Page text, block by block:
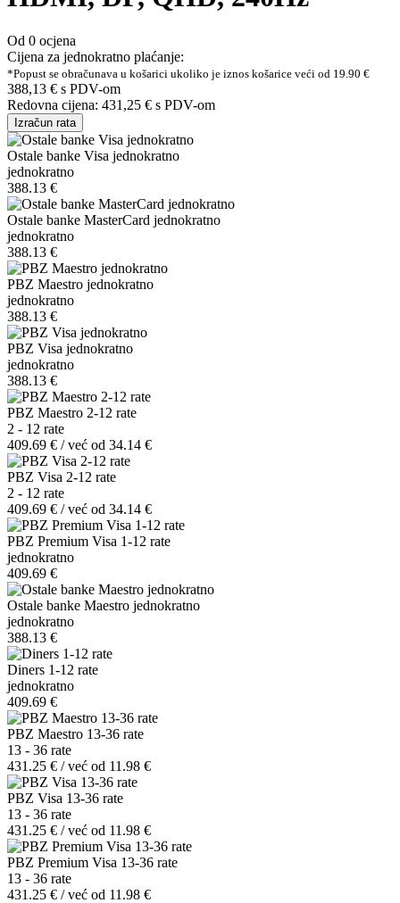
Od 0 ocjena
Cijena za jednokratno plaćanje:
*Popust se obračunava u košarici ukoliko je iznos košarice veći od 19.90 €
388,13 € s PDV-om
Redovna cijena: 431,25 € s PDV-om
Izračun rata
Ostale banke Visa jednokratno
jednokratno
388.13 €
Ostale banke MasterCard jednokratno
jednokratno
388.13 €
PBZ Maestro jednokratno
jednokratno
388.13 €
PBZ Visa jednokratno
jednokratno
388.13 €
PBZ Maestro 2-12 rate
2 - 12 rate
409.69 € / već od 34.14 €
PBZ Visa 2-12 rate
2 - 12 rate
409.69 € / već od 34.14 €
PBZ Premium Visa 1-12 rate
jednokratno
409.69 €
Ostale banke Maestro jednokratno
jednokratno
388.13 €
Diners 1-12 rate
jednokratno
409.69 €
PBZ Maestro 13-36 rate
13 - 36 rate
431.25 € / već od 11.98 €
PBZ Visa 13-36 rate
13 - 36 rate
431.25 € / već od 11.98 €
PBZ Premium Visa 13-36 rate
13 - 36 rate
431.25 € / već od 11.98 €